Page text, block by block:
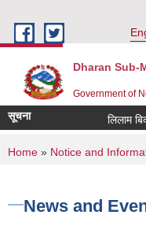
Dharan Sub-
Government of
सूचना
You are here
Home » Notice and
News and